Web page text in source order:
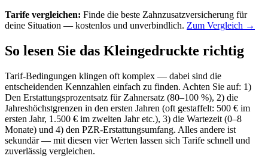
Tarife vergleichen: Finde die beste Zahnzusatzversicherung für
deine Situation — kostenlos und unverbindlich. Zum Vergleich →
So lesen Sie das Kleingedruckte richtig
Tarif-Bedingungen klingen oft komplex — dabei sind die
entscheidenden Kennzahlen einfach zu finden. Achten Sie auf: 1)
Den Erstattungsprozentsatz für Zahnersatz (80–100 %), 2) die
Jahreshöchstgrenzen in den ersten Jahren (oft gestaffelt: 500 € im
ersten Jahr, 1.500 € im zweiten Jahr etc.), 3) die Wartezeit (0–8
Monate) und 4) den PZR-Erstattungsumfang. Alles andere ist
sekundär — mit diesen vier Werten lassen sich Tarife schnell und
zuverlässig vergleichen.